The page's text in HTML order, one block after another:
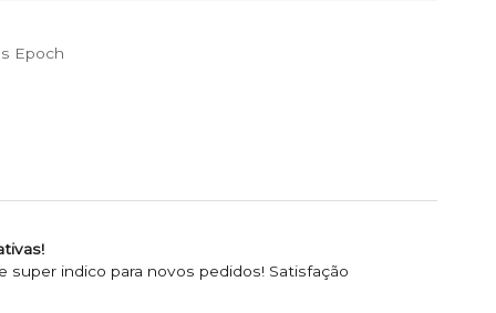
Epoch
indico para novos pedidos! Satisfação